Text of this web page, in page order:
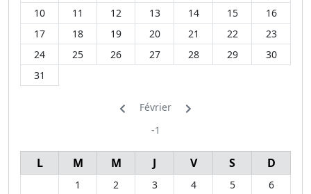
10
11 12 13 14 15
16
17
18 19 20 21 22
23
24
25 26 27 28 29
30
31
Février
-1
L M M J V S D
1 2 3 4 5
6